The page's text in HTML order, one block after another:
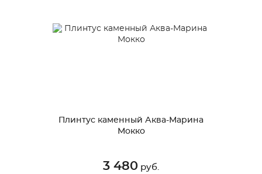
Плинтус каменный Аква-Марина
Мокко
3 480 руб.